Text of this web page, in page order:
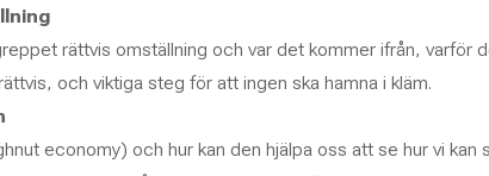
rättvis omställning och var det kommer ifrån, varför
och viktiga steg för att ingen ska hamna i kläm.
economy) och hur kan den hjälpa oss att se hur vi kan